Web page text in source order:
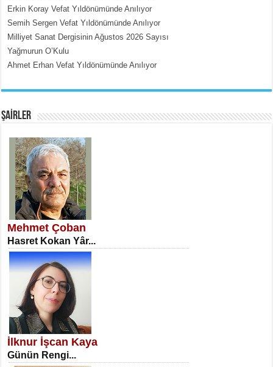
SATILMIŞ ÜMİT ÇETİNKAYA
Erkenlik...
NECLA DİLEK ARSLAN
Öğretmenler Günü Mahkemesi...
Erkin Koray Vefat Yıldönümünde Anılıyor
Semih Sergen Vefat Yıldönümünde Anılıyor
Milliyet Sanat Dergisinin Ağustos 2026 Sayısı
Yağmurun O’Kulu
Ahmet Erhan Vefat Yıldönümünde Anılıyor
ŞAİRLER
Mehmet Çoban
Hasret Kokan Yâr...
İlknur İşcan Kaya
Günün Rengi...